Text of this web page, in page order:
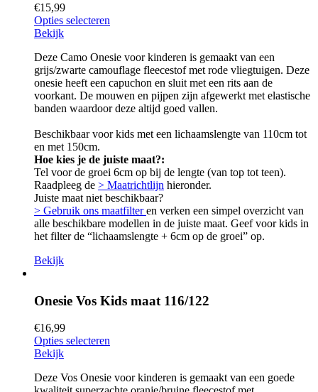
€15,99
Opties selecteren
Bekijk
Deze Camo Onesie voor kinderen is gemaakt van een
grijs/zwarte camouflage fleecestof met rode vliegtuigen. Deze
onesie heeft een capuchon en sluit met een rits aan de
voorkant. De mouwen en pijpen zijn afgewerkt met elastische
banden waardoor deze altijd goed vallen.
Beschikbaar voor kids met een lichaamslengte van 110cm tot
en met 150cm.
Hoe kies je de juiste maat?:
Tel voor de groei 6cm op bij de lengte (van top tot teen).
Raadpleeg de > Maatrichtlijn hieronder.
Juiste maat niet beschikbaar?
> Gebruik ons maatfilteren verken een simpel overzicht van
alle beschikbare modellen in de juiste maat. Geef voor kids in
het filter de “lichaamslengte + 6cm op de groei” op.
Bekijk
Onesie Vos Kids maat 116/122
€16,99
Opties selecteren
Bekijk
Deze Vos Onesie voor kinderen is gemaakt van een goede